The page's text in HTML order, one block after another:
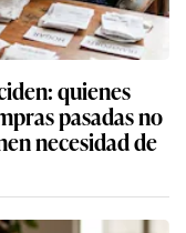
quienes
pasadas no
necesidad de